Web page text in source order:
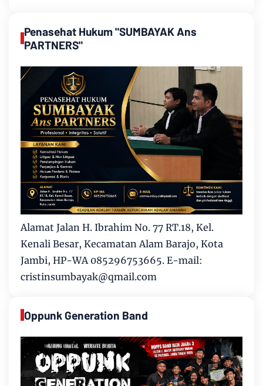
Penasehat Hukum "SUMBAYAK Ans
PARTNERS"
Alamat Jalan H. Ibrahim No. 77 RT.18, Kel.
Kenali Besar, Kecamatan Alam Barajo, Kota
Jambi, HP-WA 085296753665. E-mail:
cristinsumbayak@qmail.com
Oppunk Generation Band